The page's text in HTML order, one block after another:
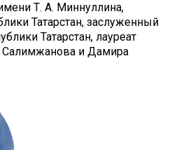
Т. А. Миннуллина,
Татарстан, заслуженный
Татарстан, лауреат
и Дамира